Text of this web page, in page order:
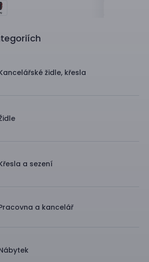
židle, křesla
a sezení
a kancelář